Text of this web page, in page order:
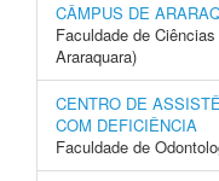
CÂMPUS DE
Faculdade de
Araraquara)
CENTRO DE
COM DEFICIÊNCIA
Faculdade de